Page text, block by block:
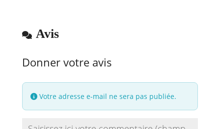
Avis
Donner votre avis
Votre adresse e-mail ne sera pas publiée.
Review text